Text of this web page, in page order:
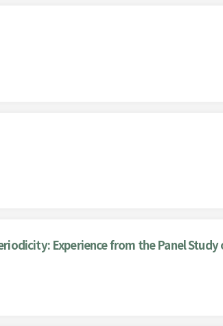
Experience from the Panel